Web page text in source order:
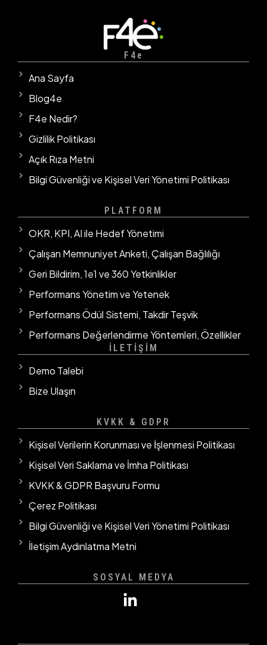
F4e
Ana Sayfa
Blog4e
F4e Nedir?
Gizlilik Politikası
Açık Rıza Metni
Bilgi Güvenliği ve Kişisel Veri Yönetimi Politikası
PLATFORM
OKR, KPI, AI ile Hedef Yönetimi
Çalışan Memnuniyet Anketi, Çalışan Bağlılığı
Geri Bildirim, 1e1 ve 360 Yetkinlikler
Performans Yönetim ve Yetenek
Performans Ödül Sistemi, Takdir Teşvik
Performans Değerlendirme Yöntemleri, Özellikler
İLETİŞİM
Demo Talebi
Bize Ulaşın
KVKK & GDPR
Kişisel Verilerin Korunması ve İşlenmesi Politikası
Kişisel Veri Saklama ve İmha Politikası
KVKK & GDPR Başvuru Formu
Çerez Politikası
Bilgi Güvenliği ve Kişisel Veri Yönetimi Politikası
İletişim Aydınlatma Metni
SOSYAL MEDYA